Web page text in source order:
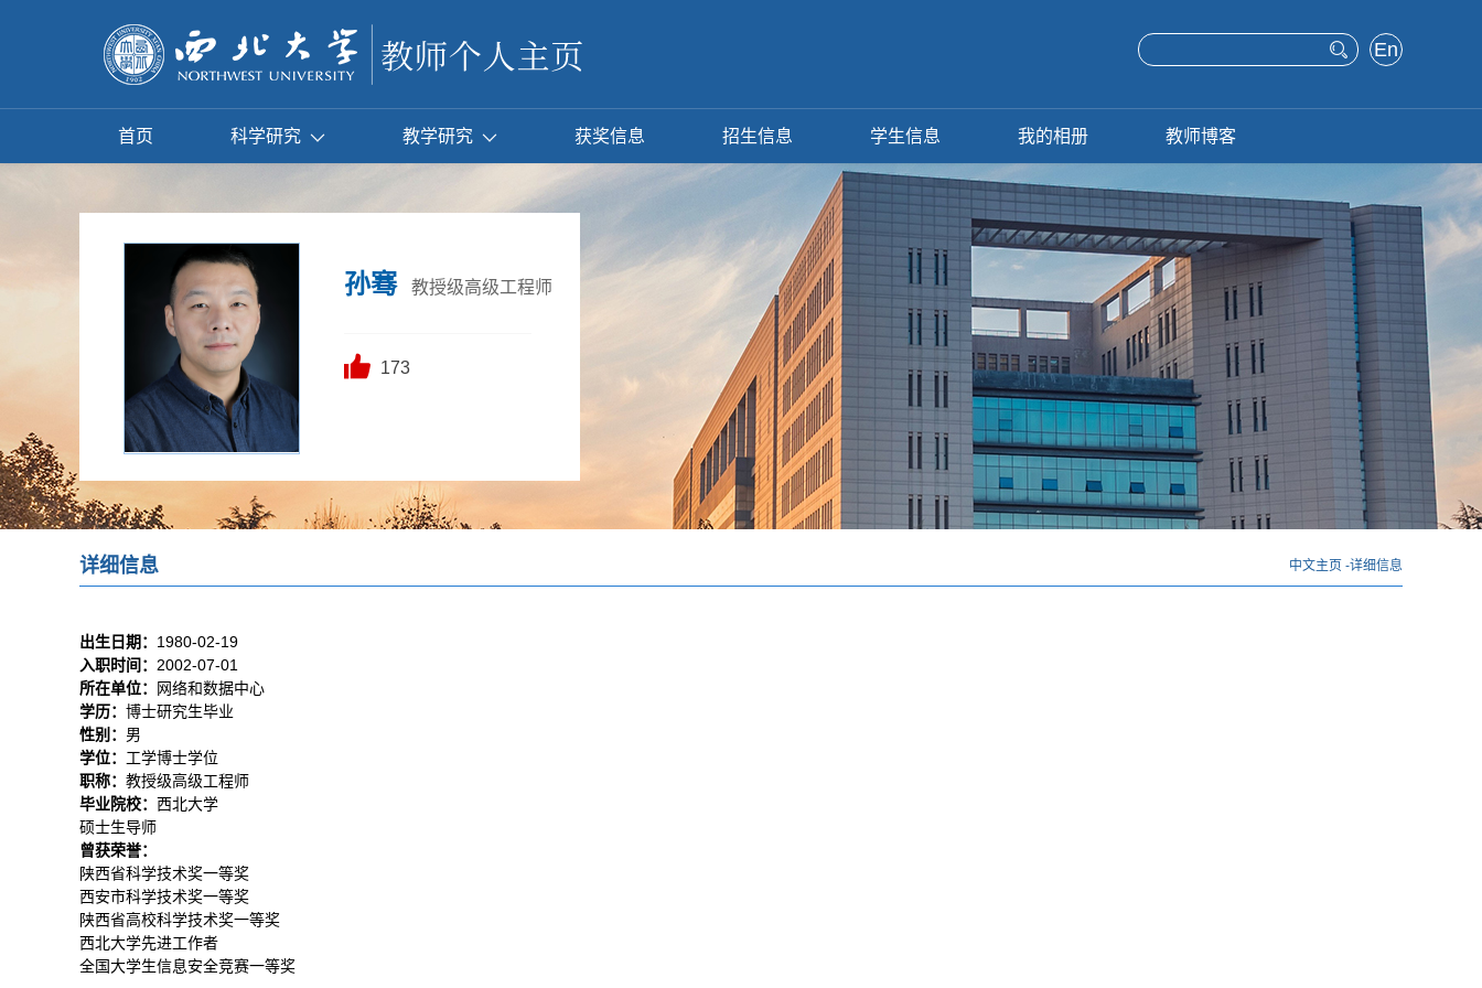
En
h
首页 科学研究 教学研究 获奖信息 招生信息 学生信息 我的相册 教师博客
孙骞 教授级高级工程师
173
详细信息 中文主页 -详细信息
出生日期： 1980-02-19
入职时间： 2002-07-01
所在单位：
网络和数据中心
学历： 博士研究生毕业
性别： 男
学位： 工学博士学位
职称： 教授级高级工程师
毕业院校： 西北大学
硕士生导师
曾获荣誉：
陕西省科学技术奖一等奖
西安市科学技术奖一等奖
陕西省高校科学技术奖一等奖
西北大学先进工作者
全国大学生信息安全竞赛一等奖